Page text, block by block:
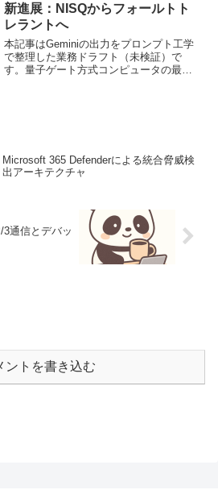
新進展：NISQからフォールトト
レラントへ
本記事はGeminiの出力をプロンプト工学
で整理した業務ドラフト（未検証）で
す。量子ゲート方式コンピュータの最新
Microsoft 365 Defenderによる統合脅威検
出アーキテクチャ
通信とデバッ
ントを書き込む